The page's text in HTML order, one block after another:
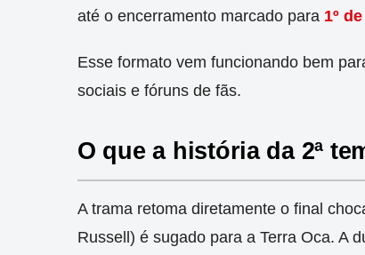
até o encerramento marcado para 1º
Esse formato vem funcionando bem
sociais e fóruns de fãs.
O que a história da 2ª
A trama retoma diretamente o final
Russell) é sugado para a Terra Oca. A